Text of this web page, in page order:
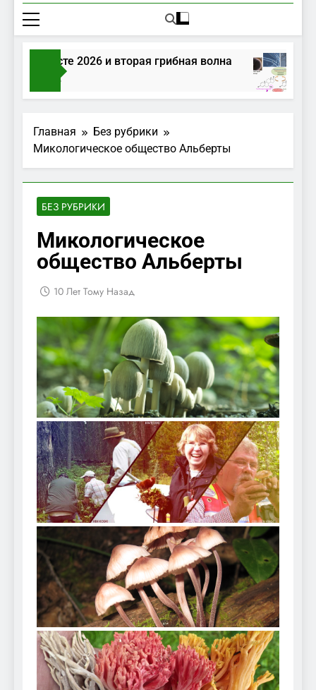
в августе 2026 и вторая грибная волна
Главная
Без рубрики
Микологическое общество Альберты
БЕЗ РУБРИКИ
Микологическое
общество Альберты
10 Лет Тому Назад